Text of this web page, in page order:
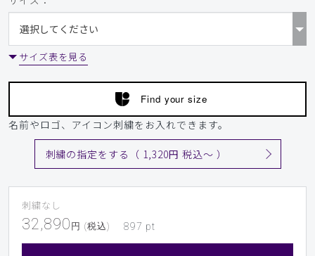
サイズ表を見る
Find your size
名前やロゴ、アイコン刺繍をお入れできます。
刺繍の指定をする（ 1,320円 税込〜 ）
刺繍なし
32,890 円 (税込) 897 pt